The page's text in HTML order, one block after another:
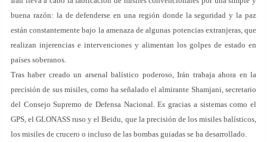
buena razón: la de defenderse en una región donde la seguridad y la paz
están constantemente bajo la amenaza de algunas potencias extranjeras, que
realizan injerencias e intervenciones y alimentan los golpes de estado en
países soberanos.
Tras haber creado un arsenal balístico poderoso, Irán trabaja ahora en la
precisión de sus misiles, como ha señalado el almirante Shamjani, secretario
del Consejo Supremo de Defensa Nacional. Es gracias a sistemas como el
GPS, el GLONASS ruso y el Beidu, que la precisión de los misiles balísticos,
los misiles de crucero o incluso de las bombas guiadas se ha desarrollado.